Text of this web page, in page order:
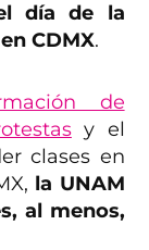
día de la
CDMX.
de
y el
clases en
la UNAM
al menos,